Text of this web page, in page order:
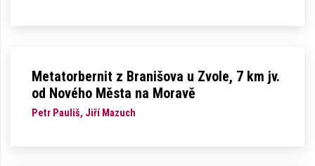
Metatorbernit z Branišova u Zvole, 7 km jv.
od Nového Města na Moravě
Petr Pauliš, Jiří Mazuch